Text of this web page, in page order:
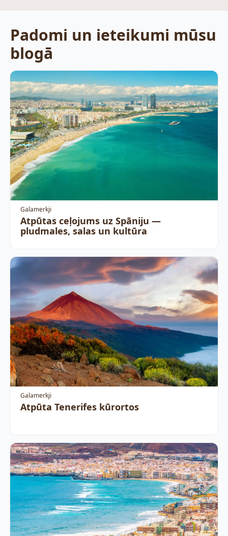
Padomi un ieteikumi mūsu
blogā
Galamerkji
Atpūtas ceļojums uz Spāniju —
pludmales, salas un kultūra
Galamerkji
Atpūta Tenerifes kūrortos